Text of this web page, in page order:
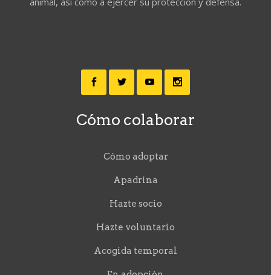
Cómo colaborar
Cómo adoptar
Apadrina
Hazte socio
Hazte voluntario
Acogida temporal